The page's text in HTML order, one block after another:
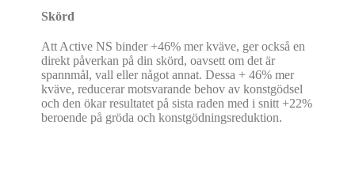
Skörd
Att Active NS binder +46% mer kväve, ger också en
direkt påverkan på din skörd, oavsett om det är
spannmål, vall eller något annat. Dessa + 46% mer
kväve, reducerar motsvarande behov av konstgödsel
och den ökar resultatet på sista raden med i snitt +22%
beroende på gröda och konstgödningsreduktion.